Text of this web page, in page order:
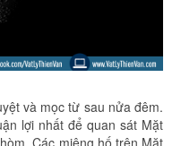
và mọc từ sau nửa đêm.
lợi nhất để quan sát Mặt
Các miệng hố trên Mặt